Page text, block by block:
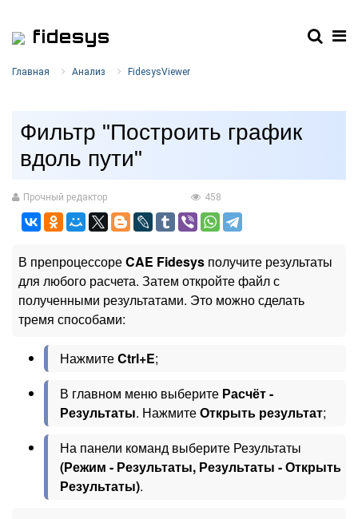
fidesys
Главная Анализ FidesysViewer
Фильтр "Построить график
вдоль пути"
Прочный редактор 458
В препроцессореCAE Fidesys получите результаты
для любого расчета. Затем откройте файл с
полученными результатами. Это можно сделать
тремя способами:
НажмитеCtrl+E;
В главном меню выберите Расчёт -
Результаты. НажмитеОткрыть результат;
На панели команд выберите Результаты
(Режим - Результаты, Результаты - Открыть
Результаты).